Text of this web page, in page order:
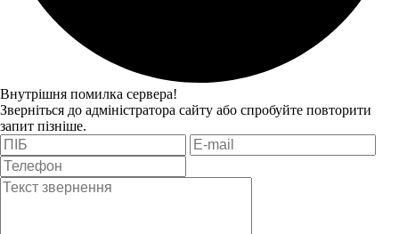
Внутрішня помилка сервера!
Зверніться до адміністратора сайту або спробуйте повторити
запит пізніше.